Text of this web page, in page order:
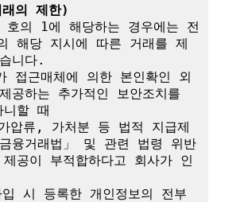
의 제한)
의 1에 해당하는 경우에는 전
해당 지시에 따른 거래를 제
니다.
접근매체에 의한 본인확인 외
공하는 추가적인 보안조치를
니할 때
류, 가처분 등 법적 지급제
융거래법」 및 관련 법령 위반
제공이 부적합하다고 회사가 인
시 등록한 개인정보의 전부